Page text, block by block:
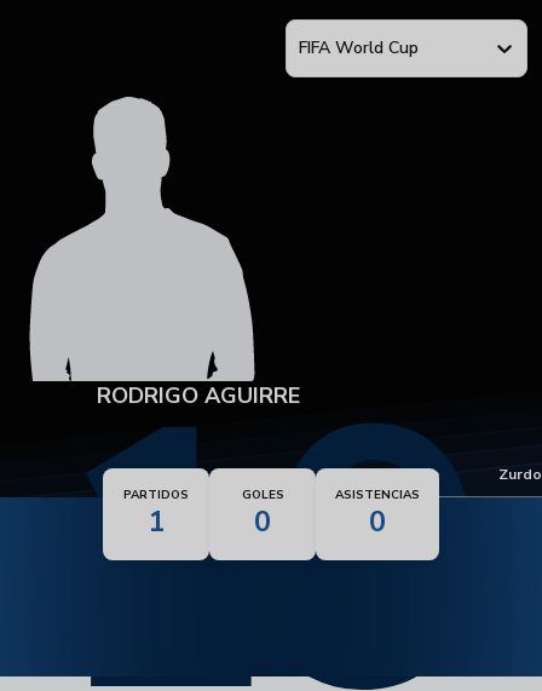
FIFA World Cup
19
RODRIGO AGUIRRE
Pie dominante Zurdo
PARTIDOS
1
GOLES
0
ASISTENCIAS
0